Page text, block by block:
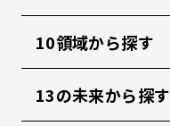
10領域から探す
13の未来から探す